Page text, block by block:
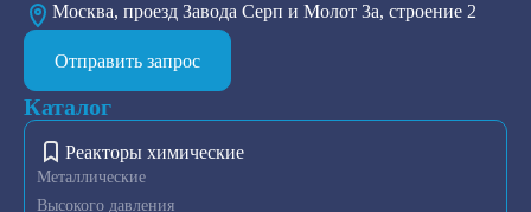
Москва, проезд Завода Серп и Молот 3а, строение 2
Отправить запрос
Каталог
Реакторы химические
Металлические
Высокого давления